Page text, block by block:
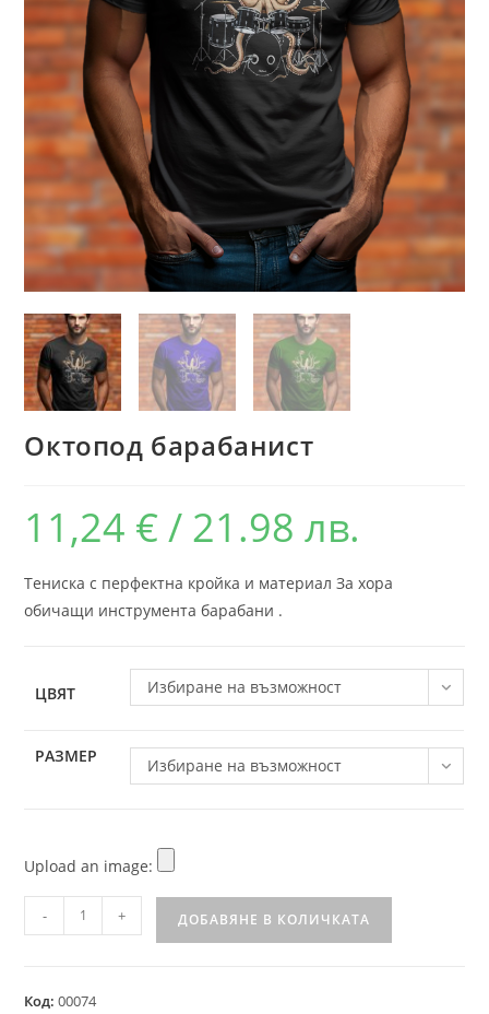
Октопод барабанист
11,24 € / 21.98 лв.
Тениска с перфектна кройка и материал За хора
обичащи инструмента барабани .
ЦВЯТ Избиране на възможност
РАЗМЕР Избиране на възможност
Upload an image:
- + ДОБАВЯНЕ В КОЛИЧКАТА
Код:00074